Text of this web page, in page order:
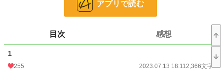
「……ロマンチック、ですか……？」
「そう。二人ともに、想い出に残るような」
※この作品は、小説家になろう様にも掲載しています。
アプリで読む
目次 感想
1
255 2023.07.13 18:112,366文字